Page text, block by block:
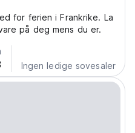
for ferien i Frankrike. La
på deg mens du er.
Ingen ledige sovesaler